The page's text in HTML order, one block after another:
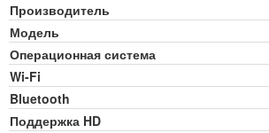
Производитель
Модель
Операционная система
Wi-Fi
Bluetooth
Поддержка HD